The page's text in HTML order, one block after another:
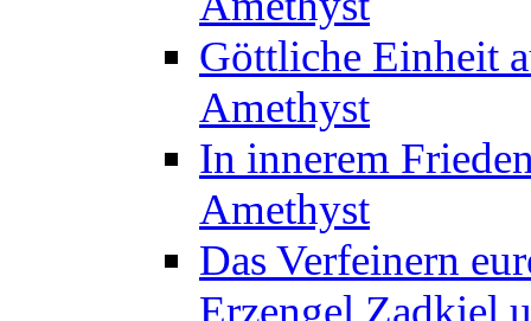
Göttliche Einheit
Amethyst
In innerem
Amethyst
Das Verfeinern
Erzengel Zadkiel